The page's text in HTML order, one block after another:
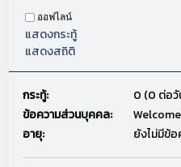
ออฟไลน์
แสดงกระทู้
แสดงสถิติ
กระทู้:
0 (0 ต่อวั
ข้อความส่วนบุคคล:
อายุ:
ยังไม่มีข้อ